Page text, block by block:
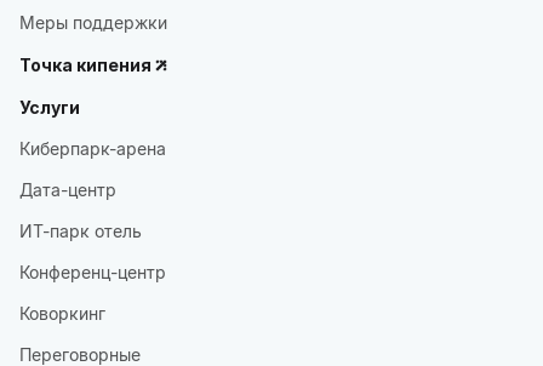
Меры поддержки
Точка кипения
Услуги
Киберпарк-арена
Дата-центр
ИТ-парк отель
Конференц-центр
Коворкинг
Переговорные